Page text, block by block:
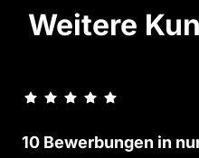
Weitere
10 Bewerbungen in